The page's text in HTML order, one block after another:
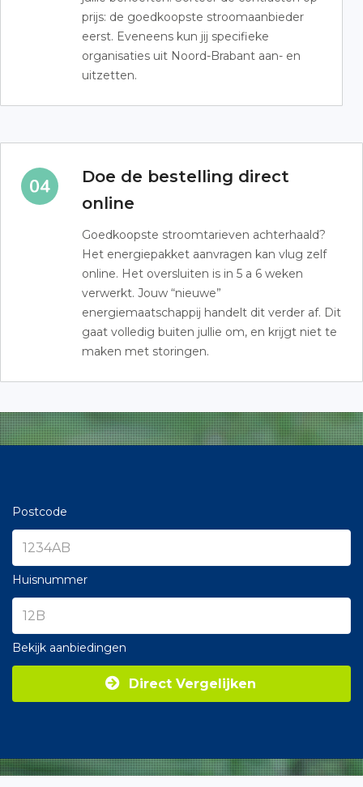
prijs: de goedkoopste stroomaanbieder
eerst. Eveneens kun jij specifieke
organisaties uit Noord-Brabant aan- en
uitzetten.
Doe de bestelling direct
online
Goedkoopste stroomtarieven achterhaald?
Het energiepakket aanvragen kan vlug zelf
online. Het oversluiten is in 5 a 6 weken
verwerkt. Jouw “nieuwe”
energiemaatschappij handelt dit verder af. Dit
gaat volledig buiten jullie om, en krijgt niet te
maken met storingen.
Postcode
Huisnummer
Bekijk aanbiedingen
Direct Vergelijken